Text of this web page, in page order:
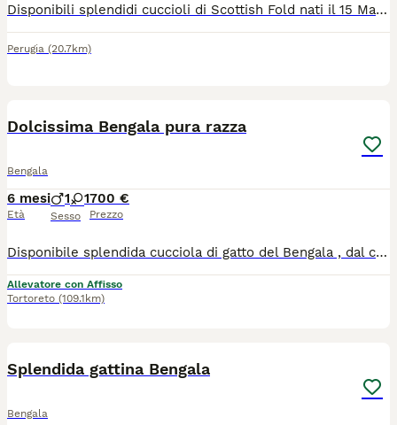
Disponibili splendidi cuccioli di Scottish Fold nati il 15 Maggio 2026. I piccoli hanno un carattere straordinariamente gioioso e giocherellone. Sono nati e cresciuti in casa, sono costantemente a contatto con le persone e mostrano una curiosità vivace per tutto ciò che li circonda. Amano inseguire i giochini, esplorare e intrattenere la famiglia con le loro caratteristiche posizioni buffe. Al tempo stesso, possiedono la tipica dolcezza della razza: sono affettuosi, equilibrati, perfetti per la vita in appartamento e fantastici compagni di vita. Per altre info whatsApp anche per videochiamata
Perugia (20.7km)
Dolcissima Bengala pura razza
Bengala
6 mesi
Età
1 1
Sesso
700 €
Prezzo
Disponibile splendida cucciola di gatto del Bengala , dal carattere dolcissimo e affettuoso. È una gattina curiosa e socievole e abituata alla vita in famiglia. Vaccinata e in ottima salute, cerca una famiglia amorevole che possa offrirle attenzioni, coccole e un ambiente sereno dove crescere felice. La sua splendida livrea Brown Spotted e il suo carattere dolce la rendono una compagna speciale
Allevatore con Affisso
Tortoreto (109.1km)
Splendida gattina Bengala
Bengala